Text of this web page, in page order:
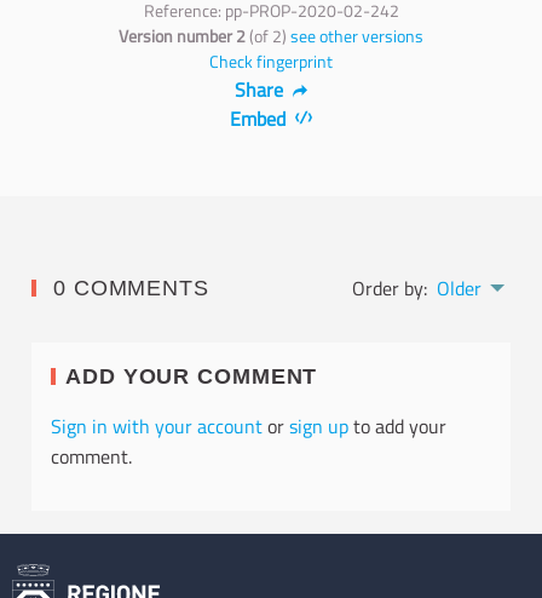
Reference: pp-PROP-2020-02-242
Version number 2(of 2)see other versions
Check fingerprint
Share
Embed
0 COMMENTS Order by: Older
ADD YOUR COMMENT
Sign in with your accountorsign upto add your
comment.